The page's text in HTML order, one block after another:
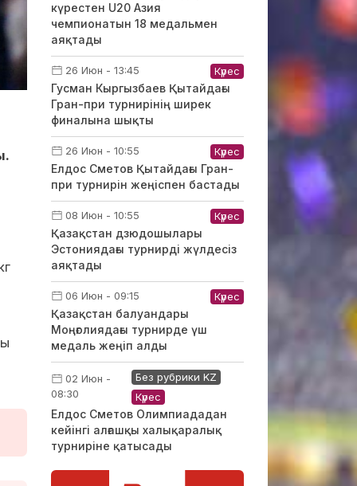
күрестен U20 Азия
чемпионатын 18 медальмен
аяқтады
26 Июн - 13:45 Күрес
Гусман Кыргызбаев Қытайдағы
Гран-при турнирінің ширек
финалына шықты
26 Июн - 10:55 Күрес
Елдос Сметов Қытайдағы Гран-
при турнирін жеңіспен бастады
08 Июн - 10:55 Күрес
Қазақстан дзюдошылары
Эстониядағы турнирді жүлдесіз
аяқтады
06 Июн - 09:15 Күрес
Қазақстан балуандары
Моңғолиядағы турнирде үш
медаль жеңіп алды
02 Июн -
08:30
Без рубрики KZ
Күрес
Елдос Сметов Олимпиададан
кейінгі алғашқы халықаралық
турниріне қатысады